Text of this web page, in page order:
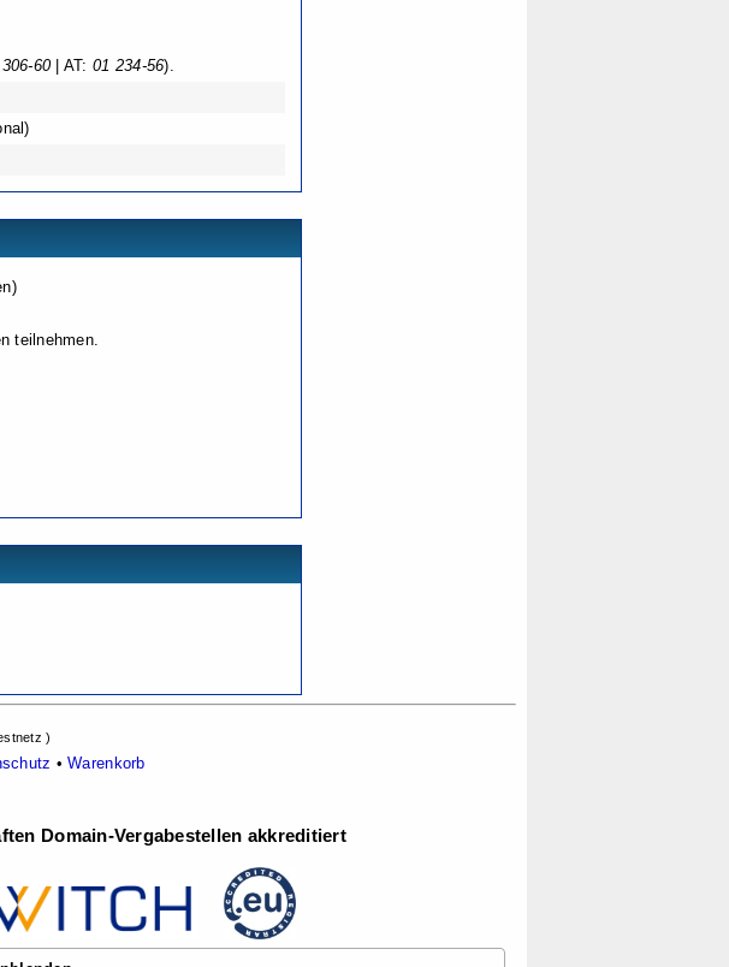
60| AT: 01 234-56).
teilnehmen.
)
•Warenkorb
Domain-Vergabestellen akkreditiert